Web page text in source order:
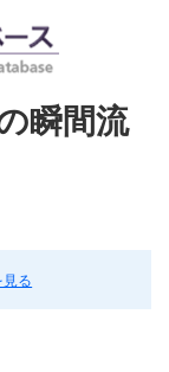
瞬間流
る